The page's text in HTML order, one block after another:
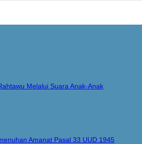
Melalui Suara Anak-Anak
Amanat Pasal 33 UUD 1945